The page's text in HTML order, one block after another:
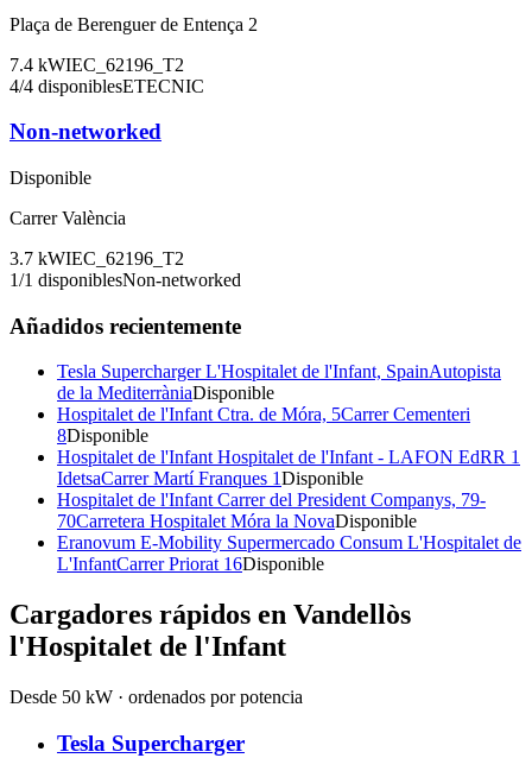
Plaça de Berenguer de Entença 2
7.4 kWIEC_62196_T2
4/4 disponiblesETECNIC
Non-networked
Disponible
Carrer València
3.7 kWIEC_62196_T2
1/1 disponiblesNon-networked
Añadidos recientemente
Tesla Supercharger L'Hospitalet de l'Infant, SpainAutopista
de la MediterràniaDisponible
Hospitalet de l'Infant Ctra. de Móra, 5Carrer Cementeri
8Disponible
Hospitalet de l'Infant Hospitalet de l'Infant - LAFON EdRR 1
IdetsaCarrer Martí Franques 1Disponible
Hospitalet de l'Infant Carrer del President Companys, 79-
70Carretera Hospitalet Móra la NovaDisponible
Eranovum E-Mobility Supermercado Consum L'Hospitalet de
L'InfantCarrer Priorat 16Disponible
Cargadores rápidos en Vandellòs
l'Hospitalet de l'Infant
Desde 50 kW · ordenados por potencia
Tesla Supercharger